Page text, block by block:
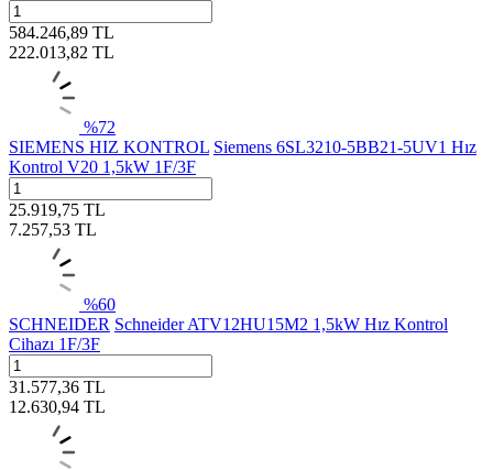
584.246,89 TL
222.013,82 TL
%72
SIEMENS HIZ KONTROL Siemens 6SL3210-5BB21-5UV1 Hız
Kontrol V20 1,5kW 1F/3F
25.919,75 TL
7.257,53 TL
%60
SCHNEIDER Schneider ATV12HU15M2 1,5kW Hız Kontrol
Cihazı 1F/3F
31.577,36 TL
12.630,94 TL